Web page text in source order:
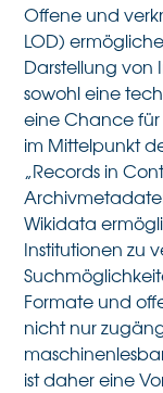
Offene und
LOD)
Darstellung von
sowohl eine
eine Chance für
im Mittelpunkt
„Records in
Wikidata
Institutionen zu
Formate und
nicht nur
ist daher eine